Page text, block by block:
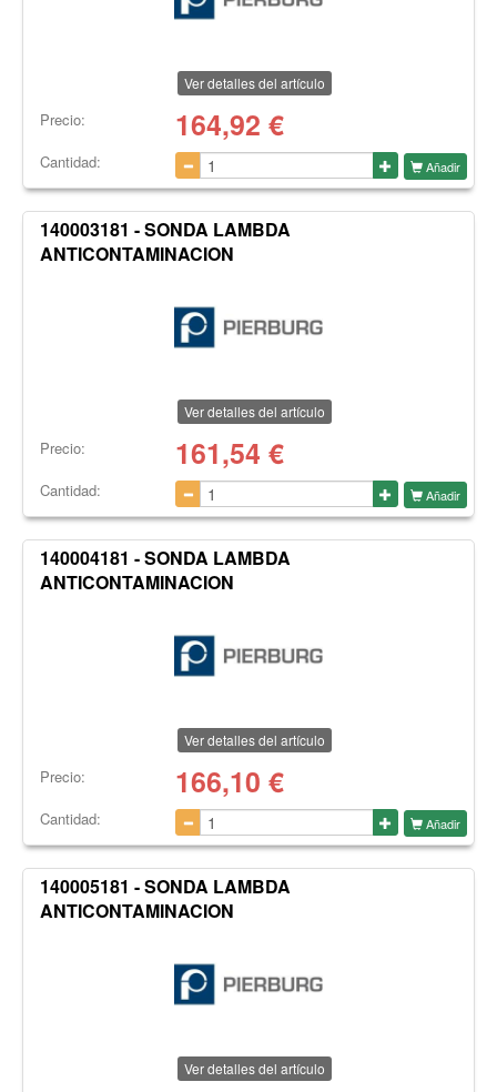
Ver detalles del artículo
Precio: 164,92 €
Cantidad: Añadir
140003181 - SONDA LAMBDA
ANTICONTAMINACION
Ver detalles del artículo
Precio: 161,54 €
Cantidad: Añadir
140004181 - SONDA LAMBDA
ANTICONTAMINACION
Ver detalles del artículo
Precio: 166,10 €
Cantidad: Añadir
140005181 - SONDA LAMBDA
ANTICONTAMINACION
Ver detalles del artículo